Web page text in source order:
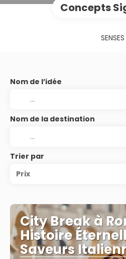
Concepts
SENSES
Nom de l’idée
Nom de la destination
Trier par
Prix
City Break à
Histoire
Saveurs